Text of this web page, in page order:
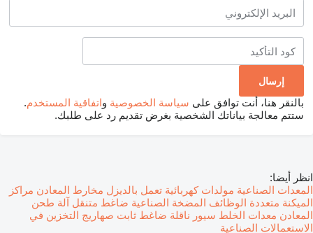
بالنقر هنا، أنت توافق على سياسة الخصوصية واتفاقية المستخدم.
ستتم معالجة بياناتك الشخصية بغرض تقديم رد على طلبك.
انظر أيضا:
المعدات الصناعية مولدات كهربائية تعمل بالديزل مخارط المعادن مراكز
الميكنة متعددة الوظائف المضخة الصناعية ضاغط متنقل آلة طحن
المعادن معدات الخلط سيور ناقلة ضاغط ثابت صهاريج التخزين في
الاستعمالات الصناعية